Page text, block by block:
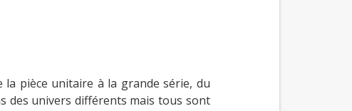
la pièce unitaire à la grande série, du
des univers différents mais tous sont